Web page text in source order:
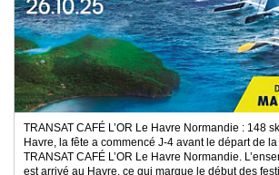
TRANSAT CAFÉ L’OR Le Havre Normandie : 148
Havre, la fête a commencé J-4 avant le départ de
TRANSAT CAFÉ L’OR Le Havre Normandie.
est arrivé au Havre, ce qui marque le début des